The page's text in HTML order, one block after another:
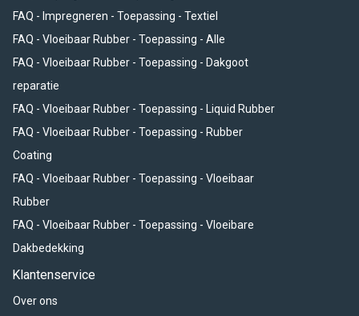
FAQ - Impregneren - Toepassing - Textiel
FAQ - Vloeibaar Rubber - Toepassing - Alle
FAQ - Vloeibaar Rubber - Toepassing - Dakgoot
reparatie
FAQ - Vloeibaar Rubber - Toepassing - Liquid Rubber
FAQ - Vloeibaar Rubber - Toepassing - Rubber
Coating
FAQ - Vloeibaar Rubber - Toepassing - Vloeibaar
Rubber
FAQ - Vloeibaar Rubber - Toepassing - Vloeibare
Dakbedekking
Klantenservice
Over ons